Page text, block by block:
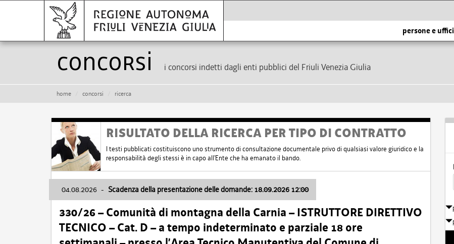
persone e uffici
Concorsi i concorsi indetti dagli enti pubblici del Friuli Venezia Giulia
home concorsi ricerca
RISULTATO DELLA RICERCA PER TIPO DI CONTRATTO
I testi pubblicati costituiscono uno strumento di consultazione documentale privo di qualsiasi valore giuridico e la
responsabilità degli stessi è in capo all'Ente che ha emanato il bando.
04.08.2026 - Scadenza della presentazione delle domande: 18.09.2026 12:00
330/26 – Comunità di montagna della Carnia – ISTRUTTORE DIRETTIVO
TECNICO – Cat. D – a tempo indeterminato e parziale 18 ore